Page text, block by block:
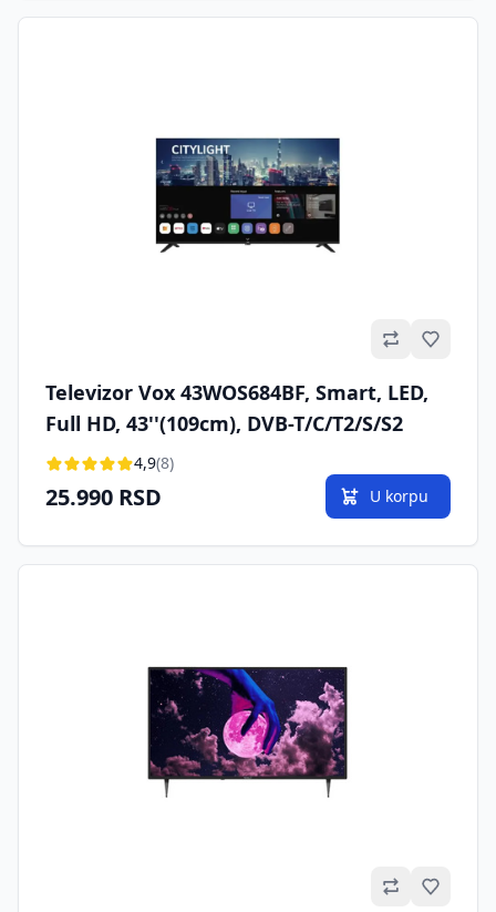
Televizor Vox 43WOS684BF, Smart, LED,
Full HD, 43''(109cm), DVB-T/C/T2/S/S2
4,9(8)
25.990 RSD U korpu